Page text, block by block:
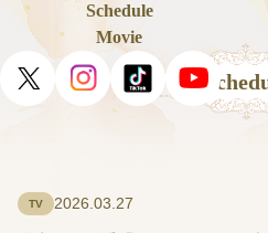
Schedule
Movie
2026.03.27
TV